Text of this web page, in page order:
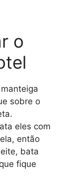
o
sobre o
eles com
então
bata
fique